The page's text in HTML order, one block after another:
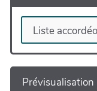
Prévisualisation